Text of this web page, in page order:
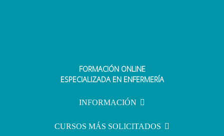
EIR 2022: ¿Cómo será el examen
personas?
FORMACIÓN ONLINE
ESPECIALIZADA EN ENFERMERÍA
INFORMACIÓN
CURSOS MÁS SOLICITADOS